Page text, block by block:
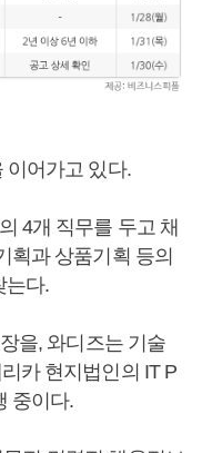
이어가고 있다.
4개 직무를 두고 채
획과 상품기획 등의
는다.
을, 와디즈는 기술
카 현지법인의 IT P
중이다.